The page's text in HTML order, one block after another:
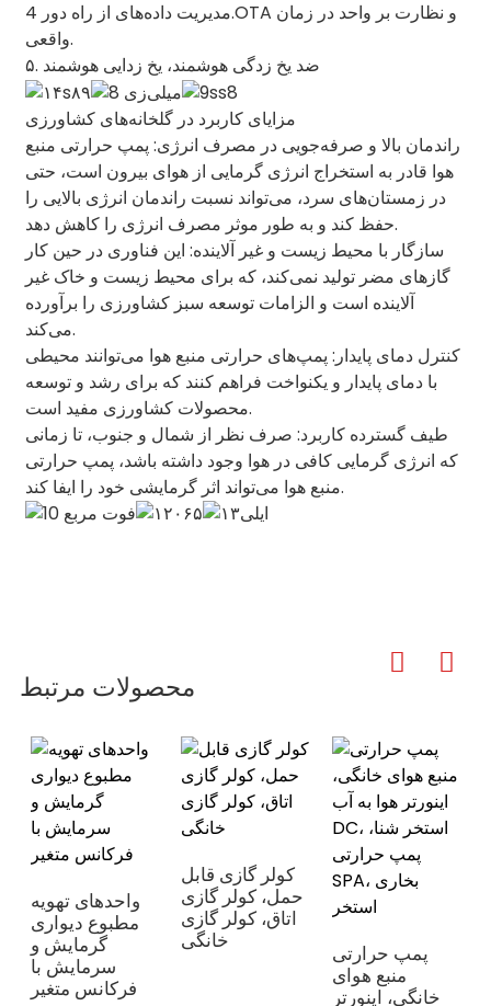
مدیریت داده‌های از راه دور 4.OTA و نظارت بر واحد در زمان
واقعی.
۵. ضد یخ زدگی هوشمند، یخ زدایی هوشمند
مزایای کاربرد در گلخانه‌های کشاورزی
راندمان بالا و صرفه‌جویی در مصرف انرژی: پمپ حرارتی منبع
هوا قادر به استخراج انرژی گرمایی از هوای بیرون است، حتی
در زمستان‌های سرد، می‌تواند نسبت راندمان انرژی بالایی را
حفظ کند و به طور موثر مصرف انرژی را کاهش دهد.
سازگار با محیط زیست و غیر آلاینده: این فناوری در حین کار
گازهای مضر تولید نمی‌کند، که برای محیط زیست و خاک غیر
آلاینده است و الزامات توسعه سبز کشاورزی را برآورده
می‌کند.
کنترل دمای پایدار: پمپ‌های حرارتی منبع هوا می‌توانند محیطی
با دمای پایدار و یکنواخت فراهم کنند که برای رشد و توسعه
محصولات کشاورزی مفید است.
طیف گسترده کاربرد: صرف نظر از شمال و جنوب، تا زمانی
که انرژی گرمایی کافی در هوا وجود داشته باشد، پمپ حرارتی
منبع هوا می‌تواند اثر گرمایشی خود را ایفا کند.
محصولات مرتبط
واحدهای تهویه
مطبوع دیواری
گرمایش و
سرمایش با
فرکانس متغیر
کولر گازی قابل
حمل، کولر گازی
اتاق، کولر گازی
خانگی
پمپ حرارتی
منبع هوای
خانگی، اینورتر